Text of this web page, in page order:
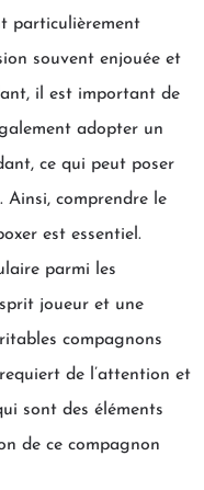
particulièrement
souvent enjouée et
il est important de
adopter un
ce qui peut poser
Ainsi, comprendre le
est essentiel.
parmi les
joueur et une
compagnons
de l’attention et
sont des éléments
de ce compagnon